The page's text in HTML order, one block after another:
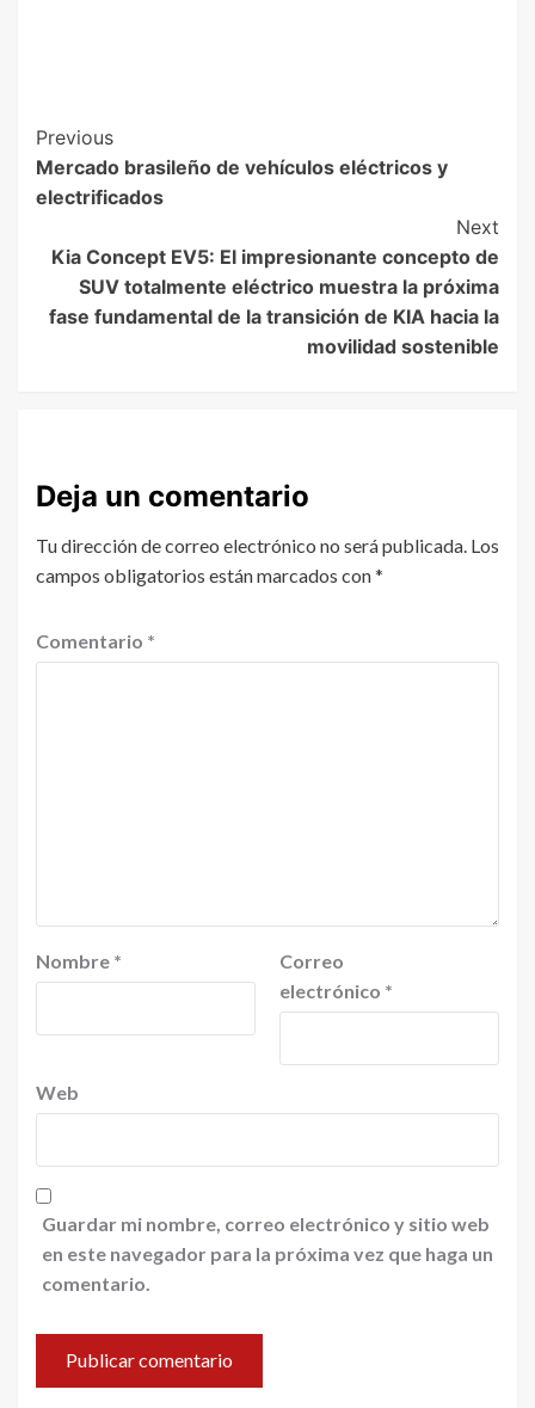
Previous
Mercado brasileño de vehículos eléctricos y
electrificados
Next
Kia Concept EV5: El impresionante concepto de
SUV totalmente eléctrico muestra la próxima
fase fundamental de la transición de KIA hacia la
movilidad sostenible
Deja un comentario
Tu dirección de correo electrónico no será publicada. Los
campos obligatorios están marcados con*
Comentario *
Nombre *
Correo
electrónico *
Web
Guardar mi nombre, correo electrónico y sitio web
en este navegador para la próxima vez que haga un
comentario.